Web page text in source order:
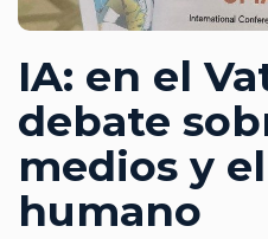
IA: en el
debate
medios y
humano